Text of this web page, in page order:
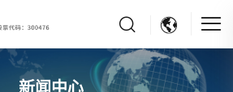
新闻中心